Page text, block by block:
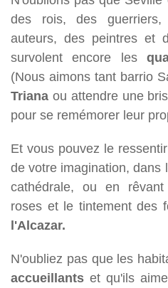
des rois, des guerriers,
auteurs, des peintres et
survolent encore les
(Nous aimons tant barrio
Triana ou attendre une
pour se remémorer leur
Et vous pouvez le
de votre imagination, dans
cathédrale, ou en
roses et le tintement des
l'Alcazar.
N'oubliez pas que les
accueillants et qu'ils